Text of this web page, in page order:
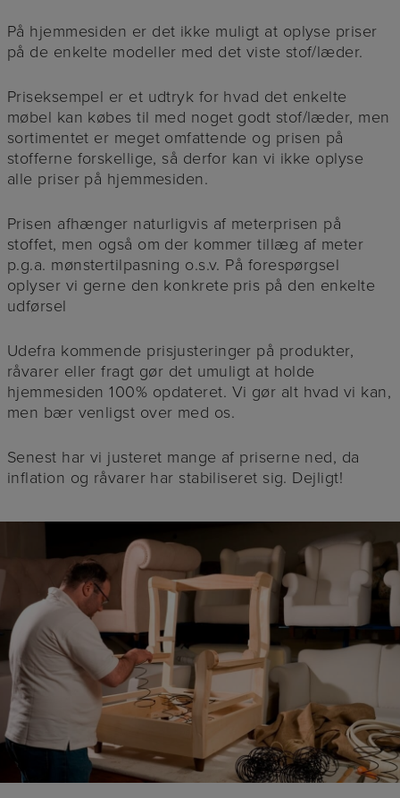
På hjemmesiden er det ikke muligt at oplyse priser
på de enkelte modeller med det viste stof/læder.
Priseksempel er et udtryk for hvad det enkelte
møbel kan købes til med noget godt stof/læder, men
sortimentet er meget omfattende og prisen på
stofferne forskellige, så derfor kan vi ikke oplyse
alle priser på hjemmesiden.
Prisen afhænger naturligvis af meterprisen på
stoffet, men også om der kommer tillæg af meter
p.g.a. mønstertilpasning o.s.v. På forespørgsel
oplyser vi gerne den konkrete pris på den enkelte
udførsel
Udefra kommende prisjusteringer på produkter,
råvarer eller fragt gør det umuligt at holde
hjemmesiden 100% opdateret. Vi gør alt hvad vi kan,
men bær venligst over med os.
Senest har vi justeret mange af priserne ned, da
inflation og råvarer har stabiliseret sig. Dejligt!